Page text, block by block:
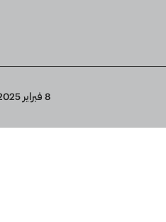
8 فبراير 2025